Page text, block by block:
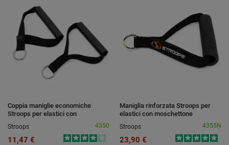
Coppia maniglie economiche
Stroops per elastici con
Stroops 4350
11,47 €
Maniglia rinforzata Stroops per
elastici con moschettone
Stroops
4355N
23,90 €